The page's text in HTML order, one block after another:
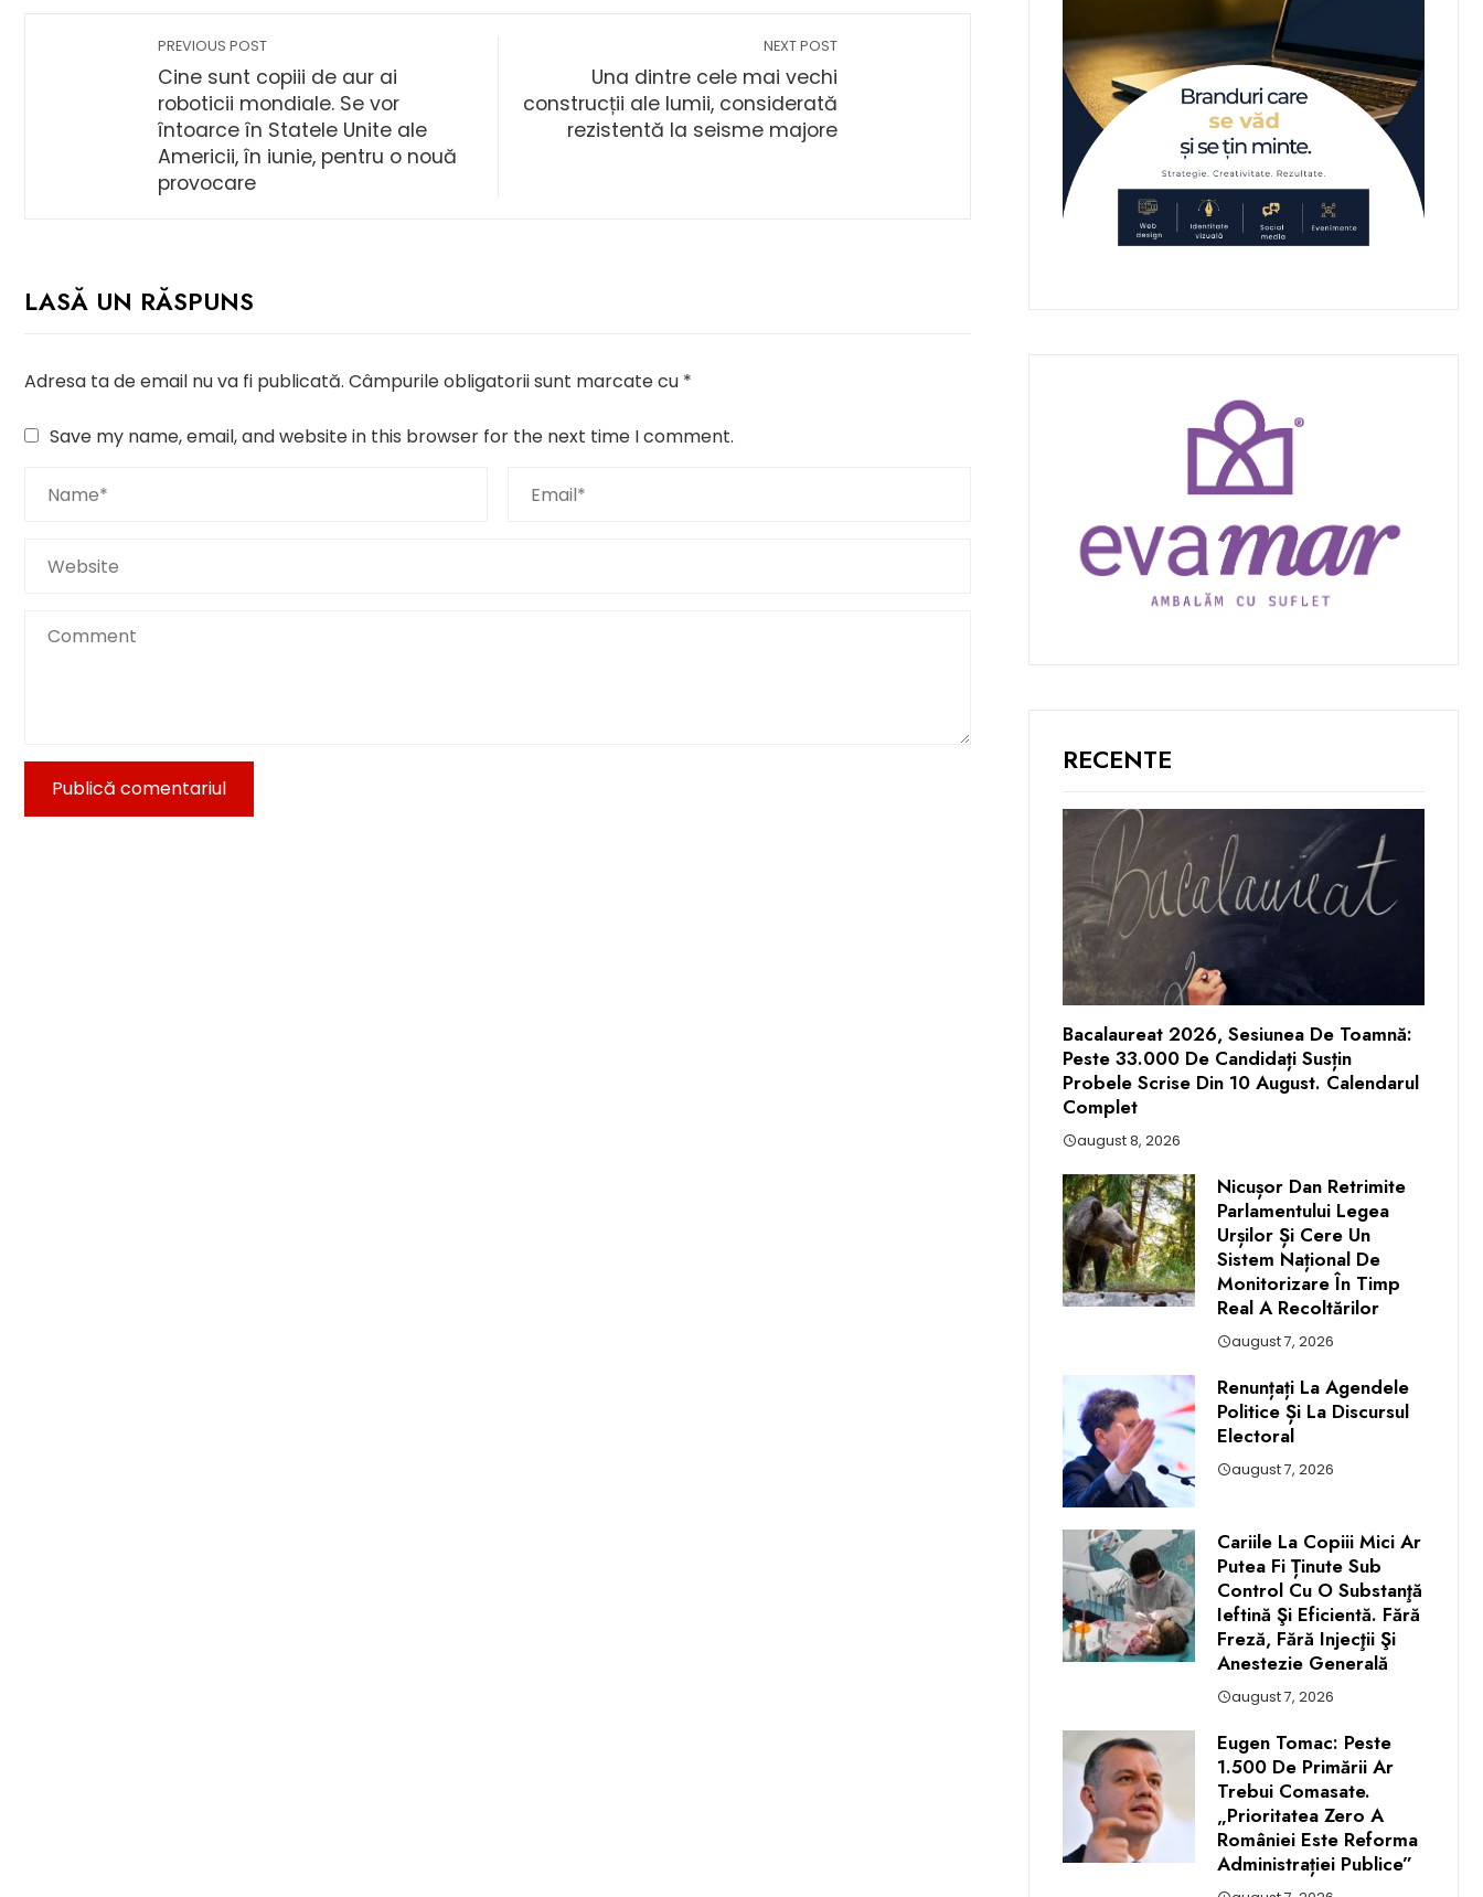
PREVIOUS POST
Cine sunt copiii de aur ai
roboticii mondiale. Se vor
întoarce în Statele Unite ale
Americii, în iunie, pentru o nouă
provocare
NEXT POST
Una dintre cele mai vechi
construcții ale lumii, considerată
rezistentă la seisme majore
LASĂ UN RĂSPUNS
Adresa ta de email nu va fi publicată. Câmpurile obligatorii sunt marcate cu *
Save my name, email, and website in this browser for the next time I comment.
RECENTE
Bacalaureat 2026, Sesiunea De Toamnă:
Peste 33.000 De Candidați Susțin
Probele Scrise Din 10 August. Calendarul
Complet
august 8, 2026
Nicușor Dan Retrimite
Parlamentului Legea
Urșilor Și Cere Un
Sistem Național De
Monitorizare În Timp
Real A Recoltărilor
august 7, 2026
Renunțați La Agendele
Politice Și La Discursul
Electoral
august 7, 2026
Cariile La Copiii Mici Ar
Putea Fi Ținute Sub
Control Cu O Substanţă
Ieftină Şi Eficientă. Fără
Freză, Fără Injecţii Şi
Anestezie Generală
august 7, 2026
Eugen Tomac: Peste
1.500 De Primării Ar
Trebui Comasate.
„Prioritatea Zero A
României Este Reforma
Administrației Publice”